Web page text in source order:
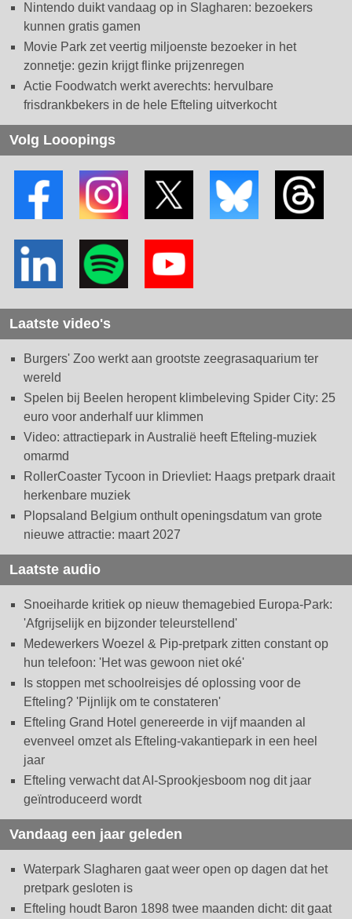
Nintendo duikt vandaag op in Slagharen: bezoekers
kunnen gratis gamen
Movie Park zet veertig miljoenste bezoeker in het
zonnetje: gezin krijgt flinke prijzenregen
Actie Foodwatch werkt averechts: hervulbare
frisdrankbekers in de hele Efteling uitverkocht
Volg Looopings
Laatste video's
Burgers' Zoo werkt aan grootste zeegrasaquarium ter
wereld
Spelen bij Beelen heropent klimbeleving Spider City: 25
euro voor anderhalf uur klimmen
Video: attractiepark in Australië heeft Efteling-muziek
omarmd
RollerCoaster Tycoon in Drievliet: Haags pretpark draait
herkenbare muziek
Plopsaland Belgium onthult openingsdatum van grote
nieuwe attractie: maart 2027
Laatste audio
Snoeiharde kritiek op nieuw themagebied Europa-Park:
'Afgrijselijk en bijzonder teleurstellend'
Medewerkers Woezel & Pip-pretpark zitten constant op
hun telefoon: 'Het was gewoon niet oké'
Is stoppen met schoolreisjes dé oplossing voor de
Efteling? 'Pijnlijk om te constateren'
Efteling Grand Hotel genereerde in vijf maanden al
evenveel omzet als Efteling-vakantiepark in een heel
jaar
Efteling verwacht dat AI-Sprookjesboom nog dit jaar
geïntroduceerd wordt
Vandaag een jaar geleden
Waterpark Slagharen gaat weer open op dagen dat het
pretpark gesloten is
Efteling houdt Baron 1898 twee maanden dicht: dit gaat